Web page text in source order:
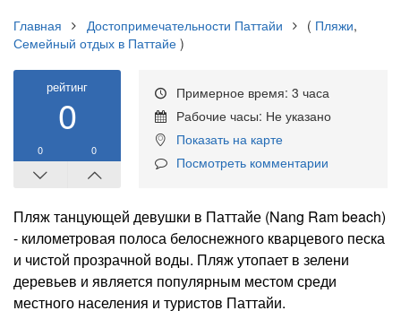
Главная Достопримечательности Паттайи ( Пляжи,
Семейный отдых в Паттайе )
рейтинг
0
0 0
Примерное время: 3 часа
Рабочие часы: Не указано
Показать на карте
Посмотреть комментарии
Пляж танцующей девушки в Паттайе (Nang Ram beach)
- километровая полоса белоснежного кварцевого песка
и чистой прозрачной воды. Пляж утопает в зелени
деревьев и является популярным местом среди
местного населения и туристов Паттайи.